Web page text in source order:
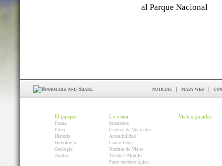
al Parque Nacional
noticias | mapa web |
El parque
Fauna
Flora
Historia
Hidrología
Geología
Audios
La visita
Itinerarios
Centros de Visitantes
Accesibilidad
Como llegar
Normas de Visita
Tienda / Alquiler
Parte meteorológico
Visitas guiadas